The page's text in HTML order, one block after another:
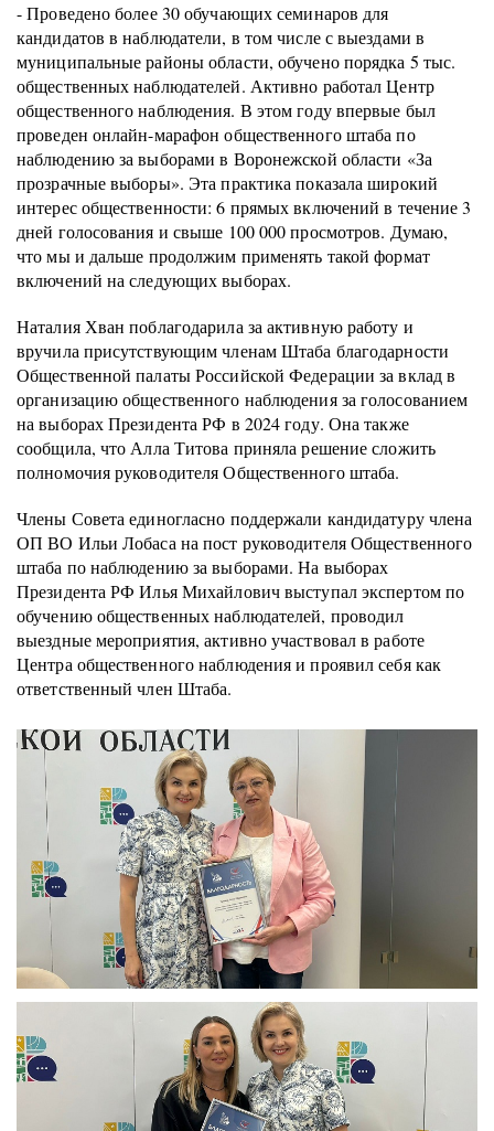
- Проведено более 30 обучающих семинаров для
кандидатов в наблюдатели, в том числе с выездами в
муниципальные районы области, обучено порядка 5 тыс.
общественных наблюдателей. Активно работал Центр
общественного наблюдения. В этом году впервые был
проведен онлайн-марафон общественного штаба по
наблюдению за выборами в Воронежской области «За
прозрачные выборы». Эта практика показала широкий
интерес общественности: 6 прямых включений в течение 3
дней голосования и свыше 100 000 просмотров. Думаю,
что мы и дальше продолжим применять такой формат
включений на следующих выборах.
Наталия Хван поблагодарила за активную работу и
вручила присутствующим членам Штаба благодарности
Общественной палаты Российской Федерации за вклад в
организацию общественного наблюдения за голосованием
на выборах Президента РФ в 2024 году. Она также
сообщила, что Алла Титова приняла решение сложить
полномочия руководителя Общественного штаба.
Члены Совета единогласно поддержали кандидатуру члена
ОП ВО Ильи Лобаса на пост руководителя Общественного
штаба по наблюдению за выборами. На выборах
Президента РФ Илья Михайлович выступал экспертом по
обучению общественных наблюдателей, проводил
выездные мероприятия, активно участвовал в работе
Центра общественного наблюдения и проявил себя как
ответственный член Штаба.